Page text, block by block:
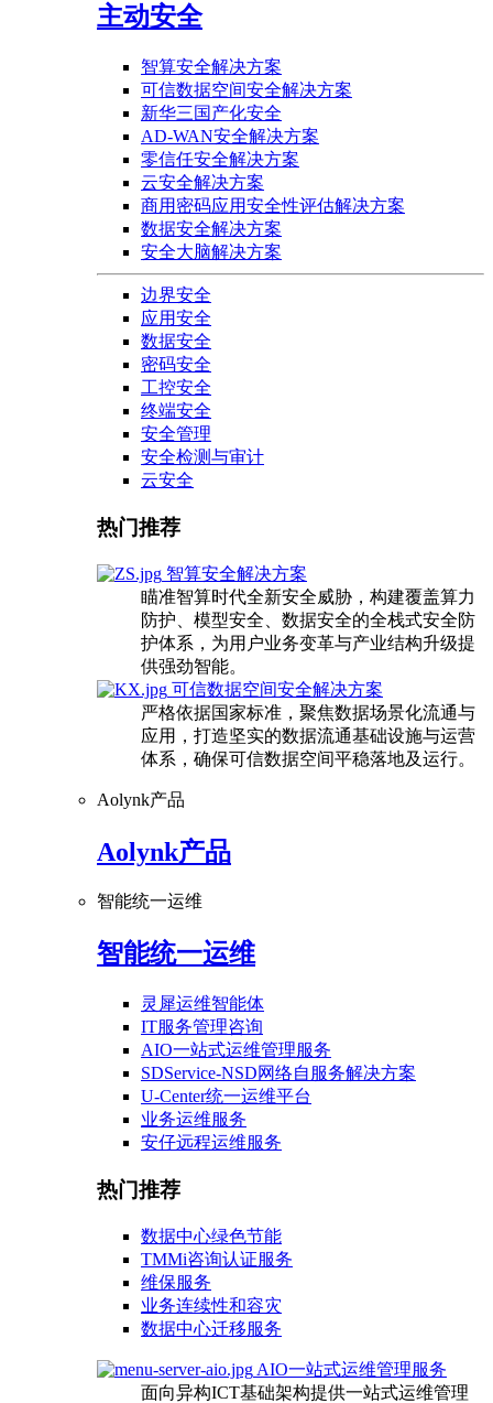
主动安全
智算安全解决方案
可信数据空间安全解决方案
新华三国产化安全
AD-WAN安全解决方案
零信任安全解决方案
云安全解决方案
商用密码应用安全性评估解决方案
数据安全解决方案
安全大脑解决方案
边界安全
应用安全
数据安全
密码安全
工控安全
终端安全
安全管理
安全检测与审计
云安全
热门推荐
智算安全解决方案
瞄准智算时代全新安全威胁，构建覆盖算力
防护、模型安全、数据安全的全栈式安全防
护体系，为用户业务变革与产业结构升级提
供强劲智能。
可信数据空间安全解决方案
严格依据国家标准，聚焦数据场景化流通与
应用，打造坚实的数据流通基础设施与运营
体系，确保可信数据空间平稳落地及运行。
Aolynk产品
Aolynk产品
智能统一运维
智能统一运维
灵犀运维智能体
IT服务管理咨询
AIO一站式运维管理服务
SDService-NSD网络自服务解决方案
U-Center统一运维平台
业务运维服务
安仔远程运维服务
热门推荐
数据中心绿色节能
TMMi咨询认证服务
维保服务
业务连续性和容灾
数据中心迁移服务
AIO一站式运维管理服务
面向异构ICT基础架构提供一站式运维管理